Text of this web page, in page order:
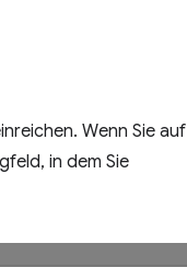
Wenn Sie auf
in dem Sie